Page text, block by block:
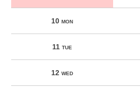
10MON
11TUE
12WED